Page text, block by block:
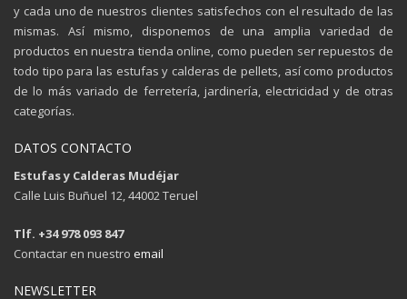
y cada uno de nuestros clientes satisfechos con el resultado de las
mismas. Así mismo, disponemos de una amplia variedad de
productos en nuestra tienda online, como pueden ser repuestos de
todo tipo para las estufas y calderas de pellets, así como productos
de lo más variado de ferretería, jardinería, electricidad y de otras
categorías.
DATOS CONTACTO
Estufas y Calderas Mudéjar
Calle Luis Buñuel 12, 44002 Teruel
Tlf. +34 978 093 847
Contactar en nuestro email
NEWSLETTER